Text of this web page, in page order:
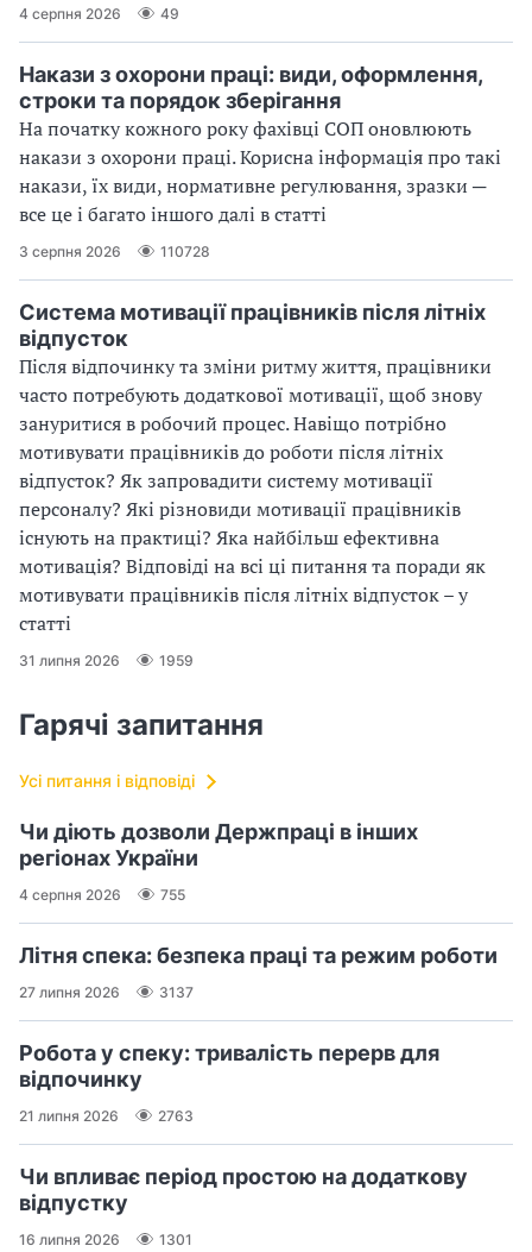
4 серпня 2026 49
Накази з охорони праці: види, оформлення,
строки та порядок зберігання
На початку кожного року фахівці СОП оновлюють
накази з охорони праці. Корисна інформація про такі
накази, їх види, нормативне регулювання, зразки ─
все це і багато іншого далі в статті
3 серпня 2026 110728
Система мотивації працівників після літніх
відпусток
Після відпочинку та зміни ритму життя, працівники
часто потребують додаткової мотивації, щоб знову
зануритися в робочий процес. Навіщо потрібно
мотивувати працівників до роботи після літніх
відпусток? Як запровадити систему мотивації
персоналу? Які різновиди мотивації працівників
існують на практиці? Яка найбільш ефективна
мотивація? Відповіді на всі ці питання та поради як
мотивувати працівників після літніх відпусток – у
статті
31 липня 2026 1959
Гарячі запитання
Усі питання і відповіді
Чи діють дозволи Держпраці в інших
регіонах України
4 серпня 2026 755
Літня спека: безпека праці та режим роботи
27 липня 2026 3137
Робота у спеку: тривалість перерв для
відпочинку
21 липня 2026 2763
Чи впливає період простою на додаткову
відпустку
16 липня 2026 1301